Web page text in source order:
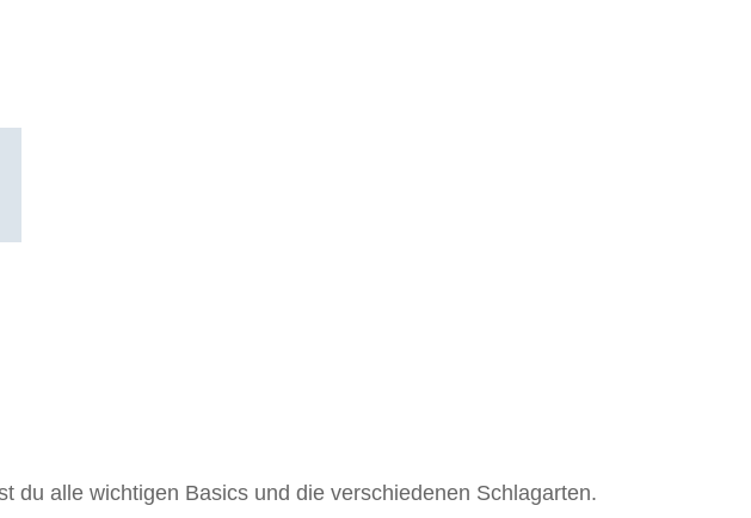
du alle wichtigen Basics und die verschiedenen Schlagarten.